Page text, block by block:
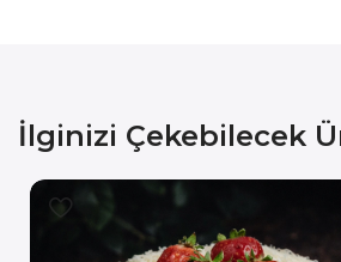
İlginizi Çekebilecek